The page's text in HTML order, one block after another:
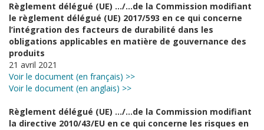
Règlement délégué (UE) …/…de la Commission modifiant
le règlement délégué (UE) 2017/593 en ce qui concerne
l’intégration des facteurs de durabilité dans les
obligations applicables en matière de gouvernance des
produits
21 avril 2021
Voir le document (en français) >>
Voir le document (en anglais) >>
Règlement délégué (UE) …/…de la Commission modifiant
la directive 2010/43/EU en ce qui concerne les risques en